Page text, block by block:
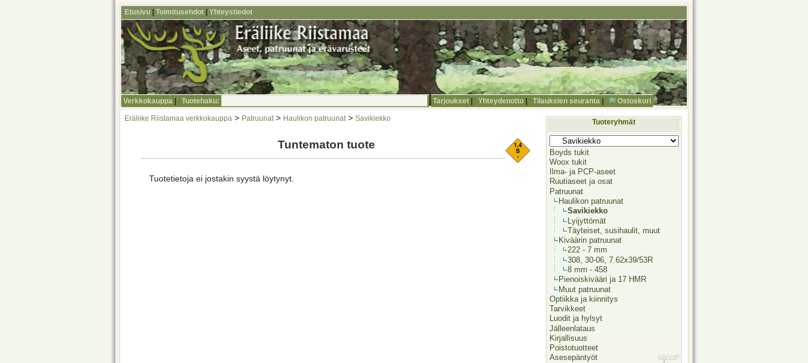
Etusivu Toimitusehdot Yhteystiedot
Verkkokauppa Tuotehaku: Tarjoukset Yhteydenotto Tilauksien seuranta Ostoskori
Eräliike Riistamaa verkkokauppa > Patruunat > Haulikon patruunat > Savikiekko
Tuntematon tuote
Tuotetietoja ei jostakin syystä löytynyt.
Tuoteryhmät
Boyds tukit
Woox tukit
Ilma- ja PCP-aseet
Ruutiaseet ja osat
Patruunat
Haulikon patruunat
Savikiekko
Lyijyttömät
Täyteiset, susihaulit, muut
Kiväärin patruunat
222 - 7 mm
308, 30-06, 7.62x39/53R
8 mm - 458
Pienoiskivääri ja 17 HMR
Muut patruunat
Optiikka ja kiinnitys
Tarvikkeet
Luodit ja hylsyt
Jälleenlataus
Kirjallisuus
Poistotuotteet
Asesepäntyöt